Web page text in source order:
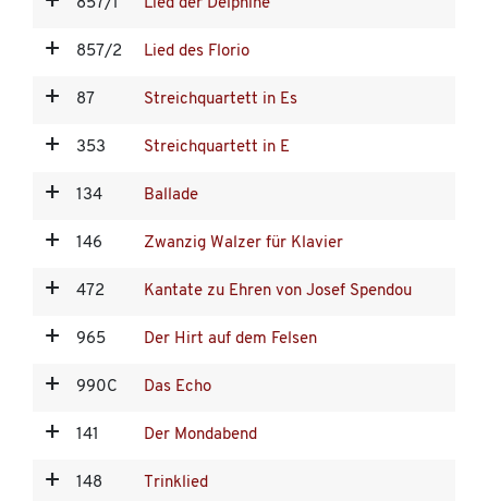
857/1 Lied der Delphine
857/2 Lied des Florio
87 Streichquartett in Es
353 Streichquartett in E
134 Ballade
146 Zwanzig Walzer für Klavier
472 Kantate zu Ehren von Josef Spendou
965 Der Hirt auf dem Felsen
990C Das Echo
141 Der Mondabend
148 Trinklied